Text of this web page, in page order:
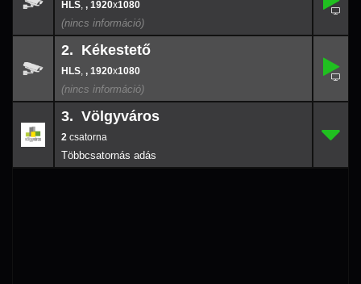
, , 1920x1080
1920x
2. Kékestető
, , 1920x1080
,
1920x
3. Völgyváros
2